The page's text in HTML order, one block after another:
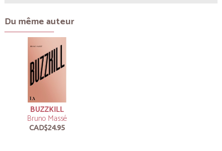
Du même auteur
BUZZKILL
Bruno Massé
CAD$24.95